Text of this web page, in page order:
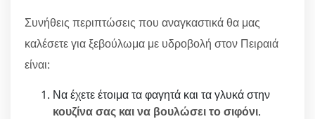
Συνήθεις περιπτώσεις που αναγκαστικά θα μας
καλέσετε για ξεβούλωμα με υδροβολή στον Πειραιά
είναι:
Να έχετε έτοιμα τα φαγητά και τα γλυκά στην
κουζίνα σας και να βουλώσει το σιφόνι.